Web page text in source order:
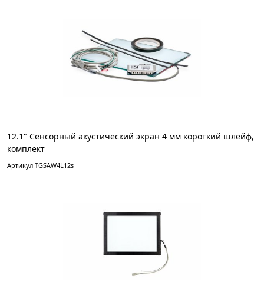
12.1" Сенсорный акустический экран 4 мм короткий шлейф,
комплект
Артикул TGSAW4L12s